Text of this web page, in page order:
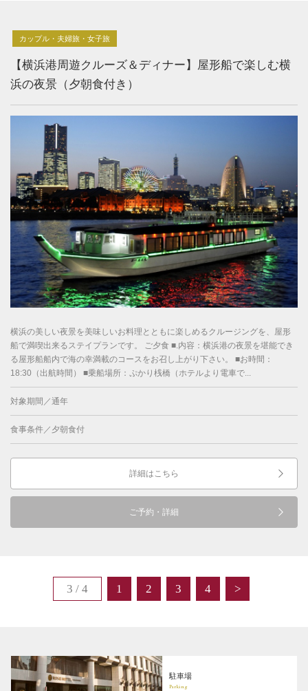
カップル・夫婦旅・女子旅
【横浜港周遊クルーズ＆ディナー】屋形船で楽しむ横
浜の夜景（夕朝食付き）
横浜の美しい夜景を美味しいお料理とともに楽しめるクルージングを、屋形
船で満喫出来るステイプランです。 ご夕食 ■.内容：横浜港の夜景を堪能でき
る屋形船船内で海の幸満載のコースをお召し上がり下さい。 ■お時間：
18:30（出航時間） ■乗船場所：ぷかり桟橋（ホテルより電車で...
対象期間／通年
食事条件／夕朝食付
詳細はこちら
ご予約・詳細
3 / 4 1 2 3 4 >
駐車場
Parking